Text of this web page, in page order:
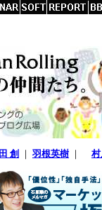
創 ｜ 羽根英樹 ｜